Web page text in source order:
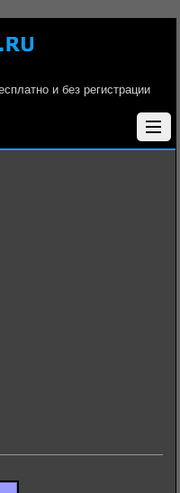
и без регистрации